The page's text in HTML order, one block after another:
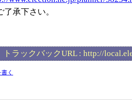
了承下さい。
トラックバックURL : http://
く